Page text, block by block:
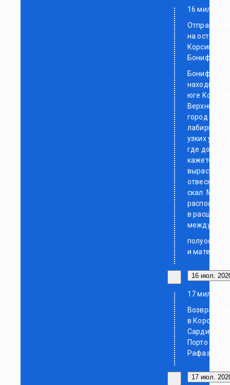
16 миль
на остров
Корсика,
Бонифачо.
Бонифачо
находится
юге
Верхний
город - это
лабиринт
узких
где дома,
кажется,
вырастают
отвесных
скал.
в
между
и
16 июл.
17 миль
в Корсики
Сардинию,
Порто
Рафаэль.
17 июл.